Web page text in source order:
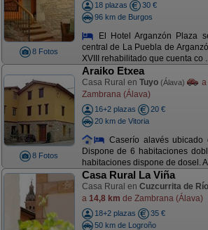
8 Fotos
18 plazas
30 €
96 km de Burgos
El Hotel Arganzón Plaza
central de La Puebla de
XVIII rehabilitado que cuenta co
8 Fotos
Araiko Etxea
Casa Rural en Tuyo (Álava) a
Zambrana (Álava)
16+2 plazas
20 €
20 km de Vitoria
Caserío alavés ubicado
Dispone de 6 habitaciones
habitaciones dispone de dosel.
Casa Rural La Viña
Casa Rural en Cuzcurrita de
a 14,8 km de Zambrana (Álava)
18+2 plazas
35 €
50 km de Logroño